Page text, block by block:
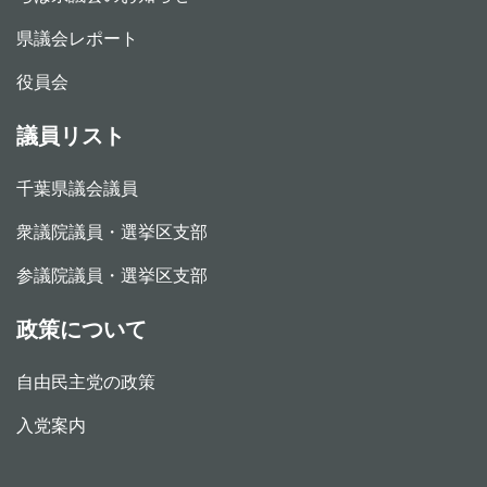
県議会レポート
役員会
議員リスト
千葉県議会議員
衆議院議員・選挙区支部
参議院議員・選挙区支部
政策について
自由民主党の政策
入党案内